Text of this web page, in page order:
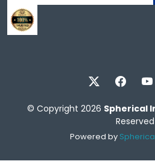
© Copyright 2026 Spherical
Reserved
Powered by